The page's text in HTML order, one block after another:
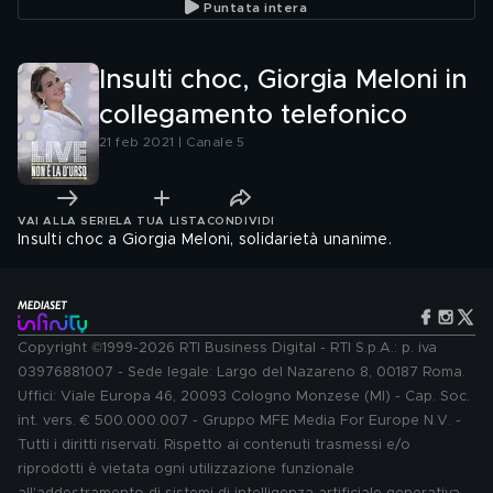
Puntata intera
Insulti choc, Giorgia Meloni in
collegamento telefonico
21 feb 2021 | Canale 5
VAI ALLA SERIE LA TUA LISTA CONDIVIDI
Insulti choc a Giorgia Meloni, solidarietà unanime.
Copyright ©1999-2026 RTI Business Digital - RTI S.p.A.: p. iva
03976881007 - Sede legale: Largo del Nazareno 8, 00187 Roma.
Uffici: Viale Europa 46, 20093 Cologno Monzese (MI) - Cap. Soc.
int. vers. € 500.000.007 - Gruppo MFE Media For Europe N.V. -
Tutti i diritti riservati. Rispetto ai contenuti trasmessi e/o
riprodotti è vietata ogni utilizzazione funzionale